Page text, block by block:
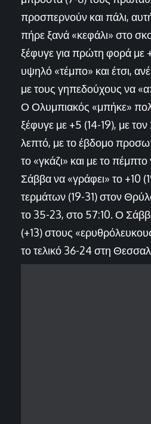
προσπερνούν και πάλι,
πήρε ξανά «κεφάλι» στο
ξέφυγε για πρώτη φορά με
υψηλό «τέμπο» και έτσι,
με τους γηπεδούχους να
Ο Ολυμπιακός «μπήκε»
ξέφυγε με +5 (14-19), με
λεπτό, με το έβδομο
το «γκάζι» και με το
Σάββα να «γράφει» το +10
τερμάτων (19-31) στον
το 35-23, στο 57:10. Ο
(+13) στους
το τελικό 36-24 στη